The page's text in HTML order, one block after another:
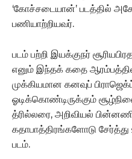
‘கோச்சடையான்’ படத்தில்
பணியாற்றியவர்.
படம் பற்றி இயக்குநர்
எனும் இந்தக் கதை
முக்கியமான கனவுப்
ஓடிக்கொண்டிருக்கும்
த்ரில்லரை, அறிவியல்
கதாபாத்திரங்களோடு
படம்.